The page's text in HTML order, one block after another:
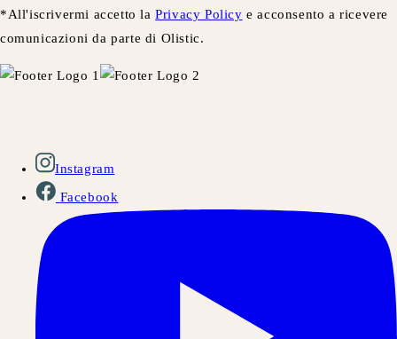
*All'iscrivermi accetto laPrivacy Policy e acconsento a ricevere
comunicazioni da parte di Olistic.
Instagram
Facebook